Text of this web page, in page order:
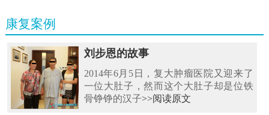
康复案例
刘步恩的故事
2014年6月5日，复大肿瘤医院又迎来了
一位大肚子，然而这个大肚子却是位铁
骨铮铮的汉子>>阅读原文